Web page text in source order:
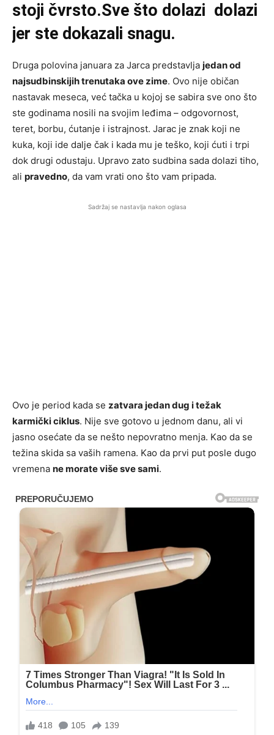
stoji čvrsto.Sve što dolazi dolazi
jer ste dokazali snagu.
Druga polovina januara za Jarca predstavlja jedan od
najsudbinskijih trenutaka ove zime. Ovo nije običan
nastavak meseca, već tačka u kojoj se sabira sve ono što
ste godinama nosili na svojim leđima – odgovornost,
teret, borbu, ćutanje i istrajnost. Jarac je znak koji ne
kuka, koji ide dalje čak i kada mu je teško, koji ćuti i trpi
dok drugi odustaju. Upravo zato sudbina sada dolazi tiho,
ali pravedno, da vam vrati ono što vam pripada.
Sadržaj se nastavlja nakon oglasa
Ovo je period kada se zatvara jedan dug i težak
karmički ciklus. Nije sve gotovo u jednom danu, ali vi
jasno osećate da se nešto nepovratno menja. Kao da se
težina skida sa vaših ramena. Kao da prvi put posle dugo
vremena ne morate više sve sami.